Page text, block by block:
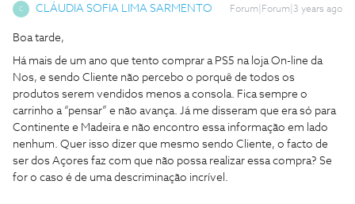
C CLÁUDIA SOFIA LIMA SARMENTO Forum|Forum|3 years ago
Boa tarde,
Há mais de um ano que tento comprar a PS5 na loja On-line da
Nos, e sendo Cliente não percebo o porquê de todos os
produtos serem vendidos menos a consola. Fica sempre o
carrinho a “pensar” e não avança. Já me disseram que era só para
Continente e Madeira e não encontro essa informação em lado
nenhum. Quer isso dizer que mesmo sendo Cliente, o facto de
ser dos Açores faz com que não possa realizar essa compra? Se
for o caso é de uma descriminação incrível.